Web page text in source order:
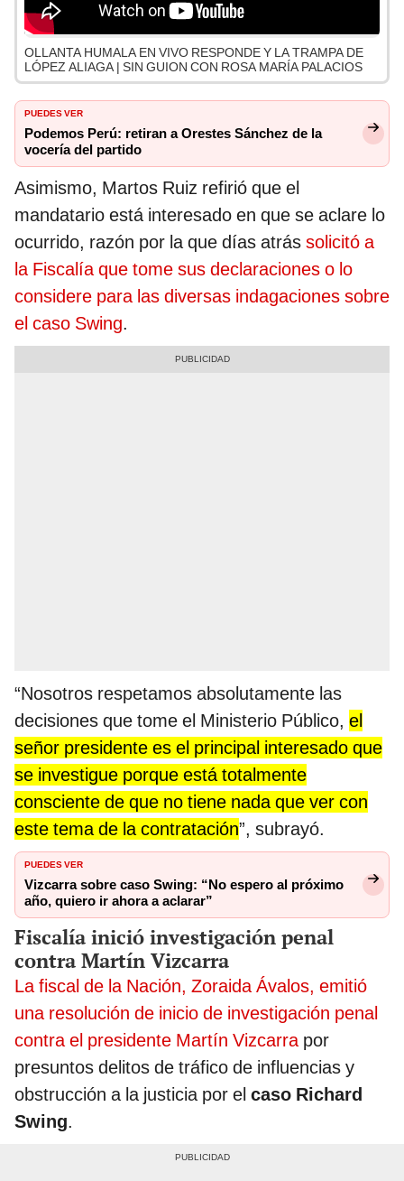
OLLANTA HUMALA EN VIVO RESPONDE Y LA TRAMPA DE
LÓPEZ ALIAGA | SIN GUION CON ROSA MARÍA PALACIOS
PUEDES VER
Podemos Perú: retiran a Orestes Sánchez de la
vocería del partido
Asimismo, Martos Ruiz refirió que el
mandatario está interesado en que se aclare lo
ocurrido, razón por la que días atrás solicitó a
la Fiscalía que tome sus declaraciones o lo
considere para las diversas indagaciones sobre
el caso Swing.
“Nosotros respetamos absolutamente las
decisiones que tome el Ministerio Público, el
señor presidente es el principal interesado que
se investigue porque está totalmente
consciente de que no tiene nada que ver con
este tema de la contratación”, subrayó.
PUEDES VER
Vizcarra sobre caso Swing: “No espero al próximo
año, quiero ir ahora a aclarar”
Fiscalía inició investigación penal
contra Martín Vizcarra
La fiscal de la Nación, Zoraida Ávalos, emitió
una resolución de inicio de investigación penal
contra el presidente Martín Vizcarrapor
presuntos delitos de tráfico de influencias y
obstrucción a la justicia por el caso Richard
Swing.